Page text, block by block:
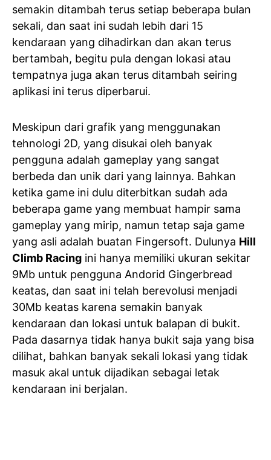
semakin ditambah terus setiap beberapa bulan
sekali, dan saat ini sudah lebih dari 15
kendaraan yang dihadirkan dan akan terus
bertambah, begitu pula dengan lokasi atau
tempatnya juga akan terus ditambah seiring
aplikasi ini terus diperbarui.
Meskipun dari grafik yang menggunakan
tehnologi 2D, yang disukai oleh banyak
pengguna adalah gameplay yang sangat
berbeda dan unik dari yang lainnya. Bahkan
ketika game ini dulu diterbitkan sudah ada
beberapa game yang membuat hampir sama
gameplay yang mirip, namun tetap saja game
yang asli adalah buatan Fingersoft. Dulunya Hill
Climb Racing ini hanya memiliki ukuran sekitar
9Mb untuk pengguna Andorid Gingerbread
keatas, dan saat ini telah berevolusi menjadi
30Mb keatas karena semakin banyak
kendaraan dan lokasi untuk balapan di bukit.
Pada dasarnya tidak hanya bukit saja yang bisa
dilihat, bahkan banyak sekali lokasi yang tidak
masuk akal untuk dijadikan sebagai letak
kendaraan ini berjalan.